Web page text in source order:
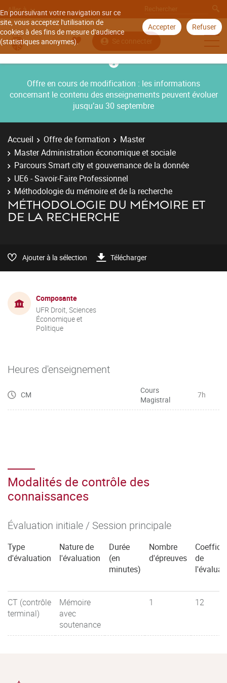
En poursuivant votre navigation sur ce
site, vous acceptez l'utilisation de
cookies à des fins de mesure d'audience
(statistiques anonymes).
Accepter Refuser
Aller à
Se connecter
Offre en cours de modification : les informations
concernant le contenu des enseignements peuvent évoluer
jusqu’au 30 septembre
Accueil Offre de formation
Master
Master Administration économique et sociale
Parcours Smart city et gouvernance de la donnée
UE6 - Savoir-Faire Professionnel
Méthodologie du mémoire et de la recherche
MÉTHODOLOGIE DU MÉMOIRE ET
DE LA RECHERCHE
Ajouter à la sélection Télécharger
Composante
UFR Droit, Sciences
Économique et
Politique
Heures d'enseignement
CM
Cours
Magistral
7h
Modalités de contrôle des
connaissances
Évaluation initiale / Session principale
Type
d'évaluation
Nature de
l'évaluation
Durée
(en
minutes)
Nombre
d'épreuves
de
CT (contrôle
terminal)
Mémoire
avec
soutenance
1 12